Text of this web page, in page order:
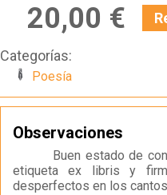
20,00 €
Categorías:
Poesía
Observaciones
Buen estado de
etiqueta ex libris y
desperfectos en los